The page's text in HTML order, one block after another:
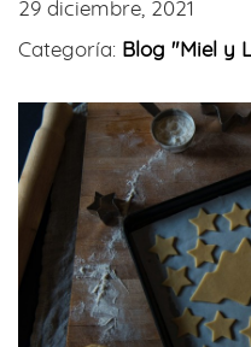
29 diciembre, 2021
Categoría: Blog "Miel y